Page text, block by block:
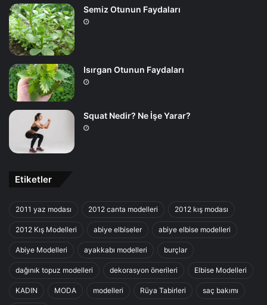
Semiz Otunun Faydaları
Isırgan Otunun Faydaları
Squat Nedir? Ne İşe Yarar?
Etiketler
2011 yaz modası 2012 canta modelleri 2012 kış modası
2012 Kış Modelleri abiye elbiseler abiye elbise modelleri
Abiye Modelleri ayakkabı modelleri burçlar
dağınık topuz modelleri dekorasyon önerileri Elbise Modelleri
KADIN MODA modelleri Rüya Tabirleri saç bakımı